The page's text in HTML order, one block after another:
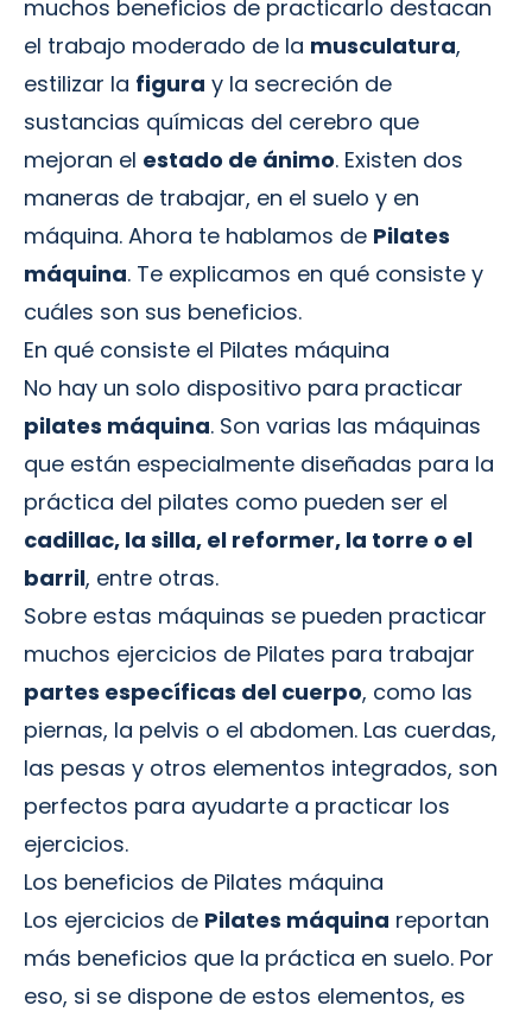
muchos beneficios de practicarlo destacan
el trabajo moderado de la musculatura,
estilizar la figura y la secreción de
sustancias químicas del cerebro que
mejoran el estado de ánimo. Existen dos
maneras de trabajar, en el suelo y en
máquina. Ahora te hablamos de Pilates
máquina. Te explicamos en qué consiste y
cuáles son sus beneficios.
En qué consiste el Pilates máquina
No hay un solo dispositivo para practicar
pilates máquina. Son varias las máquinas
que están especialmente diseñadas para la
práctica del pilates como pueden ser el
cadillac, la silla, el reformer, la torre o el
barril, entre otras.
Sobre estas máquinas se pueden practicar
muchos ejercicios de Pilates para trabajar
partes específicas del cuerpo, como las
piernas, la pelvis o el abdomen. Las cuerdas,
las pesas y otros elementos integrados, son
perfectos para ayudarte a practicar los
ejercicios.
Los beneficios de Pilates máquina
Los ejercicios de Pilates máquina reportan
más beneficios que la práctica en suelo. Por
eso, si se dispone de estos elementos, es